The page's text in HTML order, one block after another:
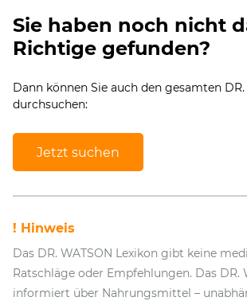
Sie haben noch nicht
Richtige gefunden?
Dann können Sie auch den gesamten DR.
durchsuchen:
Jetzt suchen
! Hinweis
Das DR. WATSON Lexikon gibt keine
Ratschläge oder Empfehlungen. Das DR.
informiert über Nahrungsmittel –